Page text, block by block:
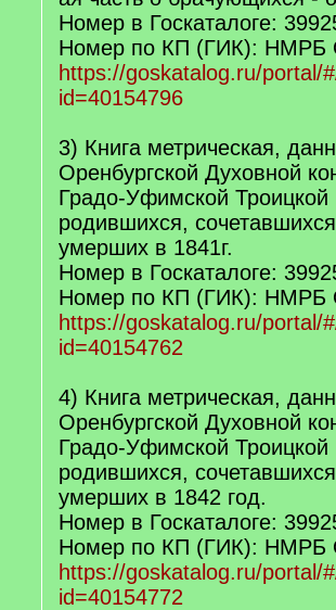
Номер в Госкаталоге:
Номер по КП (ГИК): НМРБ
https://goskatalog.ru/portal/
id=40154796
3) Книга метрическая,
Оренбургской Духовной
Градо-Уфимской Троицкой
родившихся,
умерших в 1841г.
Номер в Госкаталоге:
Номер по КП (ГИК): НМРБ
https://goskatalog.ru/portal/
id=40154762
4) Книга метрическая,
Оренбургской Духовной
Градо-Уфимской Троицкой
родившихся,
умерших в 1842 год.
Номер в Госкаталоге:
Номер по КП (ГИК): НМРБ
https://goskatalog.ru/portal/
id=40154772